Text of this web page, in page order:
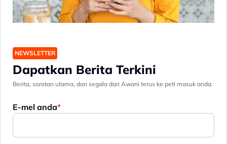
NEWSLETTER
Dapatkan Berita Terkini
Berita, sorotan utama, dan segala dari Awani terus ke peti masuk anda.
E-mel anda